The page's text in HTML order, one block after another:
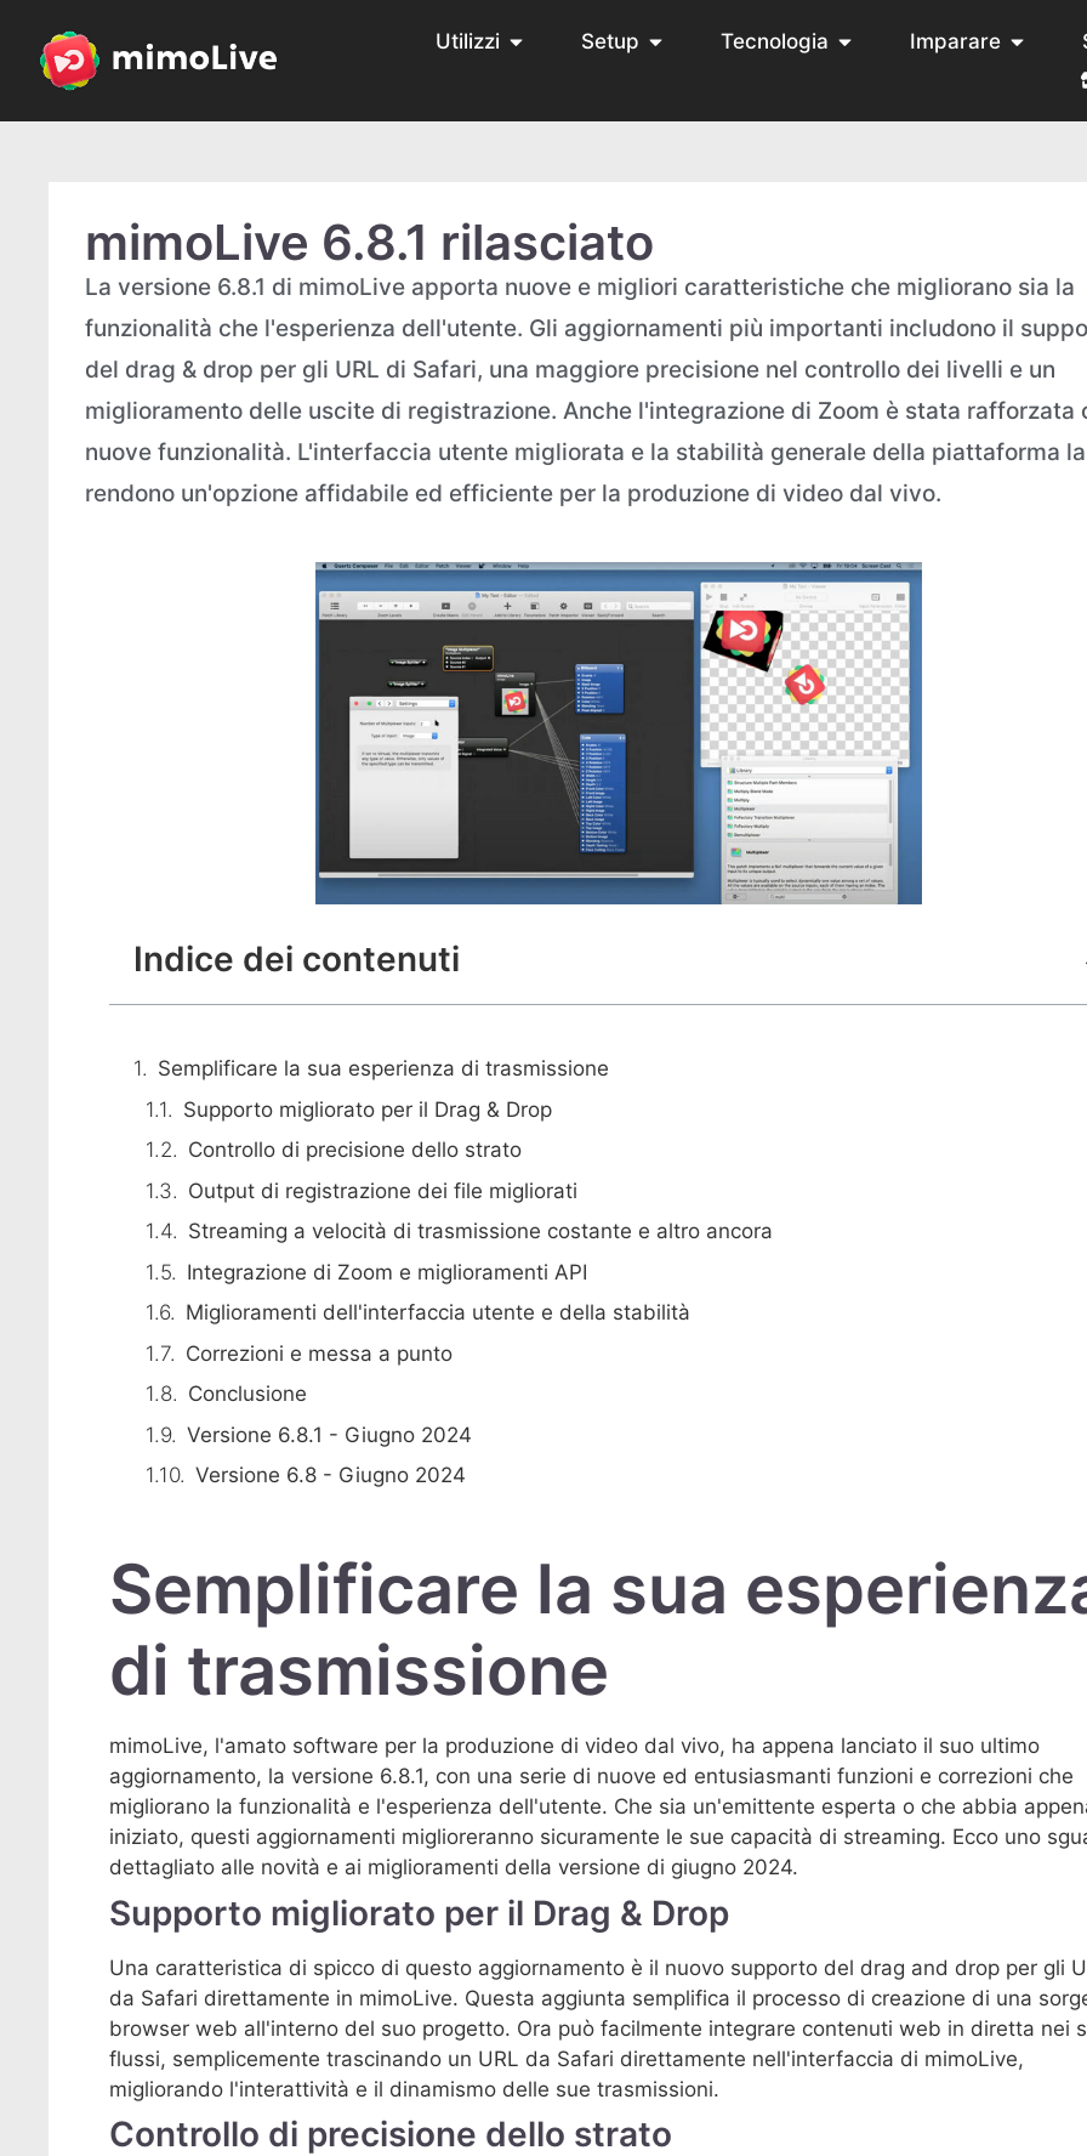
Utilizzi Setup Tecnologia Imparare
mimoLive 6.8.1 rilasciato
La versione 6.8.1 di mimoLive apporta nuove e migliori caratteristiche che migliorano sia la
funzionalità che l'esperienza dell'utente. Gli aggiornamenti più importanti includono il
del drag & drop per gli URL di Safari, una maggiore precisione nel controllo dei livelli e un
miglioramento delle uscite di registrazione. Anche l'integrazione di Zoom è stata rafforzata
nuove funzionalità. L'interfaccia utente migliorata e la stabilità generale della piattaforma la
rendono un'opzione affidabile ed efficiente per la produzione di video dal vivo.
Indice dei contenuti
Semplificare la sua esperienza di trasmissione
Supporto migliorato per il Drag & Drop
Controllo di precisione dello strato
Output di registrazione dei file migliorati
Streaming a velocità di trasmissione costante e altro ancora
Integrazione di Zoom e miglioramenti API
Miglioramenti dell'interfaccia utente e della stabilità
Correzioni e messa a punto
Conclusione
Versione 6.8.1 - Giugno 2024
Versione 6.8 - Giugno 2024
Semplificare la sua
di trasmissione
mimoLive, l'amato software per la produzione di video dal vivo, ha appena lanciato il suo ultimo
aggiornamento, la versione 6.8.1, con una serie di nuove ed entusiasmanti funzioni e correzioni che
migliorano la funzionalità e l'esperienza dell'utente. Che sia un'emittente esperta o che abbia
iniziato, questi aggiornamenti miglioreranno sicuramente le sue capacità di streaming. Ecco uno
dettagliato alle novità e ai miglioramenti della versione di giugno 2024.
Supporto migliorato per il Drag & Drop
Una caratteristica di spicco di questo aggiornamento è il nuovo supporto del drag and drop per gli
da Safari direttamente in mimoLive. Questa aggiunta semplifica il processo di creazione di una
browser web all'interno del suo progetto. Ora può facilmente integrare contenuti web in diretta nei
flussi, semplicemente trascinando un URL da Safari direttamente nell'interfaccia di mimoLive,
migliorando l'interattività e il dinamismo delle sue trasmissioni.
Controllo di precisione dello strato